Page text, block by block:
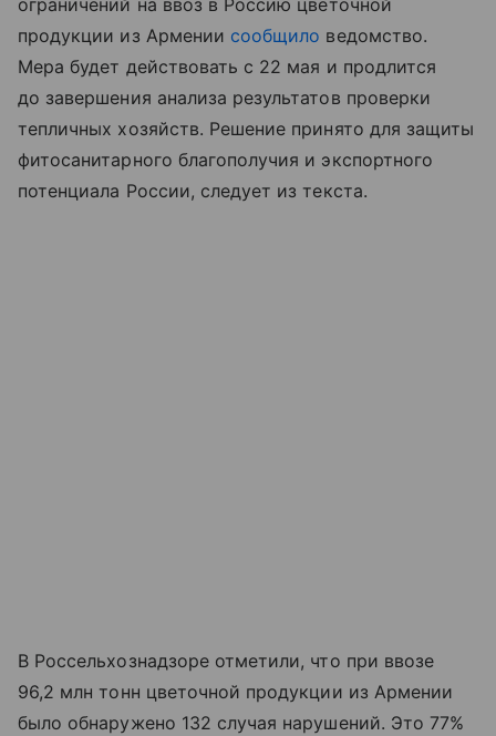
ограничений на ввоз в Россию цветочной
продукции из Армении сообщило ведомство.
Мера будет действовать с 22 мая и продлится
до завершения анализа результатов проверки
тепличных хозяйств. Решение принято для защиты
фитосанитарного благополучия и экспортного
потенциала России, следует из текста.
В Россельхознадзоре отметили, что при ввозе
96,2 млн тонн цветочной продукции из Армении
было обнаружено 132 случая нарушений. Это 77%